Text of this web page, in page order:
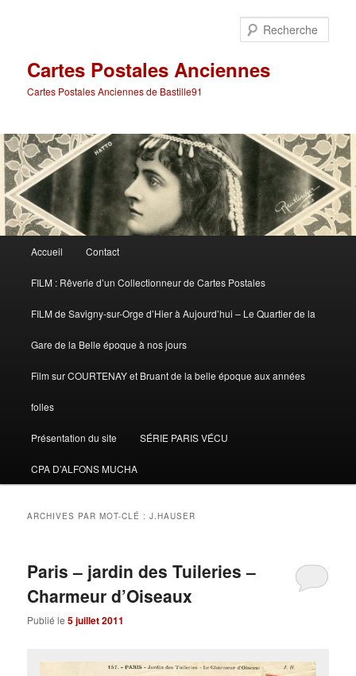
Cartes Postales Anciennes
Cartes Postales Anciennes de Bastille91
principal
Accueil Contact
FILM : Rêverie d’un Collectionneur de Cartes Postales
FILM de Savigny-sur-Orge d’Hier à Aujourd’hui – Le Quartier de la
Gare de la Belle époque à nos jours
Film sur COURTENAY et Bruant de la belle époque aux années
folles
Présentation du site SÉRIE PARIS VÉCU
CPA D’ALFONS MUCHA
ARCHIVES PAR MOT-CLÉ :J.HAUSER
Paris – jardin des Tuileries –
Charmeur d’Oiseaux
Publié le5 juillet 2011